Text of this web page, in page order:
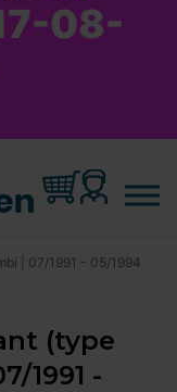
08-
| 07/1991 - 05/1994
(type
1991 -